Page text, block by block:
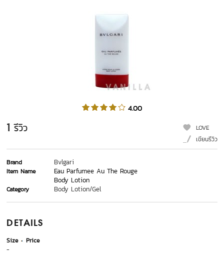
4.00
1 รีวิว
LOVE
เขียนรีวิว
Brand Bvlgari
Item Name
Eau Parfumee Au The Rouge
Body Lotion
Category Body Lotion/Gel
DETAILS
Size
Price
-